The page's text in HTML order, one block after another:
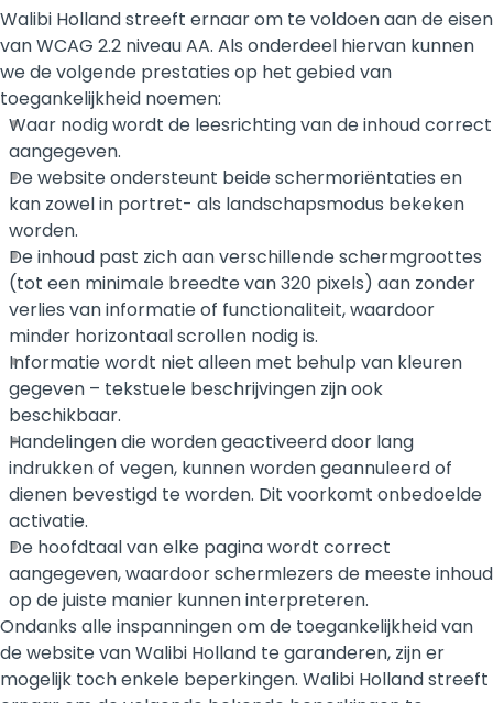
Walibi Holland streeft ernaar om te voldoen aan de eisen
van WCAG 2.2 niveau AA. Als onderdeel hiervan kunnen
we de volgende prestaties op het gebied van
toegankelijkheid noemen:
Waar nodig wordt de leesrichting van de inhoud correct
aangegeven.
De website ondersteunt beide schermoriëntaties en
kan zowel in portret- als landschapsmodus bekeken
worden.
De inhoud past zich aan verschillende schermgroottes
(tot een minimale breedte van 320 pixels) aan zonder
verlies van informatie of functionaliteit, waardoor
minder horizontaal scrollen nodig is.
Informatie wordt niet alleen met behulp van kleuren
gegeven – tekstuele beschrijvingen zijn ook
beschikbaar.
Handelingen die worden geactiveerd door lang
indrukken of vegen, kunnen worden geannuleerd of
dienen bevestigd te worden. Dit voorkomt onbedoelde
activatie.
De hoofdtaal van elke pagina wordt correct
aangegeven, waardoor schermlezers de meeste inhoud
op de juiste manier kunnen interpreteren.
Ondanks alle inspanningen om de toegankelijkheid van
de website van Walibi Holland te garanderen, zijn er
mogelijk toch enkele beperkingen. Walibi Holland streeft